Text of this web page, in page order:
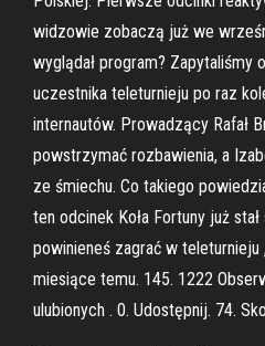
widzowie zobaczą już we
wyglądał program? Zapytaliśmy
uczestnika teleturnieju po raz
internautów. Prowadzący Rafał
powstrzymać rozbawienia, a
ze śmiechu. Co takiego
ten odcinek Koła Fortuny już
powinieneś zagrać w teleturnieju
miesiące temu. 145. 1222
ulubionych . 0. Udostępnij. 74.